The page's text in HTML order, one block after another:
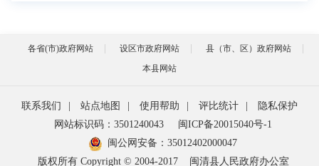
各省(市)政府网站 设区市政府网站
县（市、区）政府网站
本县网站
联系我们 站点地图 使用帮助 评比统计
隐私保护
网站标识码：3501240043
闽ICP备20015040号-1
闽公网安备： 35012402000047
版权所有 Copyright © 2004-2017
闽清县人民政府办公室